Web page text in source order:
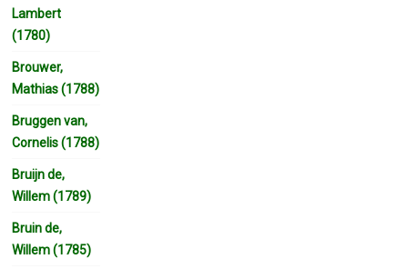
Lambert
(1780)
Brouwer,
Mathias (1788)
Bruggen van,
Cornelis (1788)
Bruijn de,
Willem (1789)
Bruin de,
Willem (1785)